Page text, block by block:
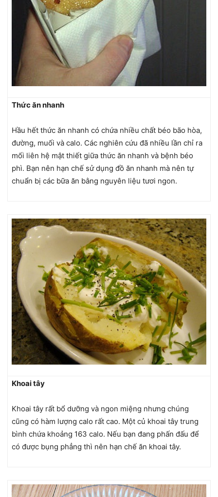
Thức ăn nhanh
Hầu hết thức ăn nhanh có chứa nhiều chất béo bão hòa,
đường, muối và calo. Các nghiên cứu đã nhiều lần chỉ ra
mối liên hệ mật thiết giữa thức ăn nhanh và bệnh béo
phì. Bạn nên hạn chế sử dụng đồ ăn nhanh mà nên tự
chuẩn bị các bữa ăn bằng nguyên liệu tươi ngon.
Khoai tây
Khoai tây rất bổ dưỡng và ngon miệng nhưng chúng
cũng có hàm lượng calo rất cao. Một củ khoai tây trung
bình chứa khoảng 163 calo. Nếu bạn đang phấn đấu để
có được bụng phẳng thì nên hạn chế ăn khoai tây.